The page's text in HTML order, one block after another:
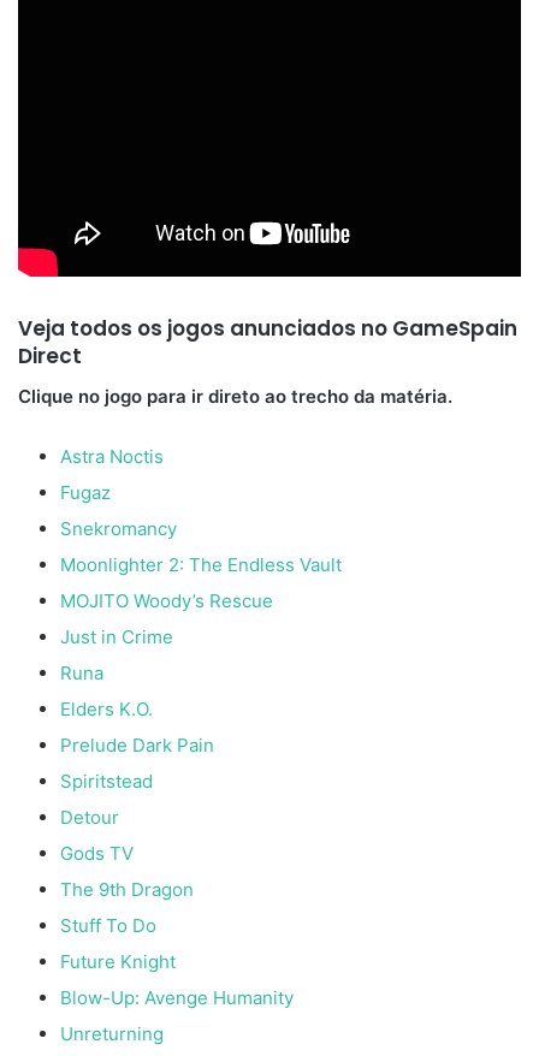
Veja todos os jogos anunciados no GameSpain
Direct
Clique no jogo para ir direto ao trecho da matéria.
Astra Noctis
Fugaz
Snekromancy
Moonlighter 2: The Endless Vault
MOJITO Woody’s Rescue
Just in Crime
Runa
Elders K.O.
Prelude Dark Pain
Spiritstead
Detour
Gods TV
The 9th Dragon
Stuff To Do
Future Knight
Blow-Up: Avenge Humanity
Unreturning